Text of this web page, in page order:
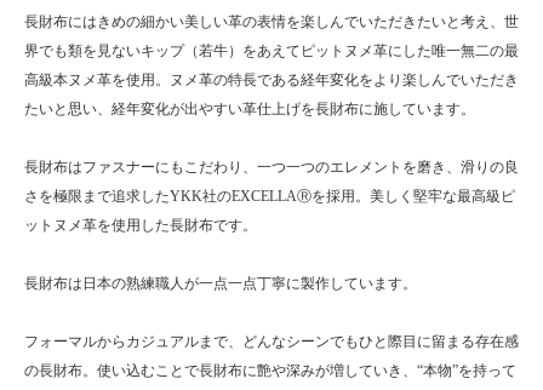
長財布にはきめの細かい美しい革の表情を楽しんでいただきたいと考え、世
界でも類を見ないキップ（若牛）をあえてピットヌメ革にした唯一無二の最
高級本ヌメ革を使用。ヌメ革の特長である経年変化をより楽しんでいただき
たいと思い、経年変化が出やすい革仕上げを長財布に施しています。
長財布はファスナーにもこだわり、一つ一つのエレメントを磨き、滑りの良
さを極限まで追求したYKK社のEXCELLAⓇを採用。美しく堅牢な最高級ピ
ットヌメ革を使用した長財布です。
長財布は日本の熟練職人が一点一点丁寧に製作しています。
フォーマルからカジュアルまで、どんなシーンでもひと際目に留まる存在感
の長財布。使い込むことで長財布に艶や深みが増していき、“本物”を持って